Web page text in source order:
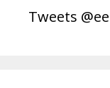
Tweets